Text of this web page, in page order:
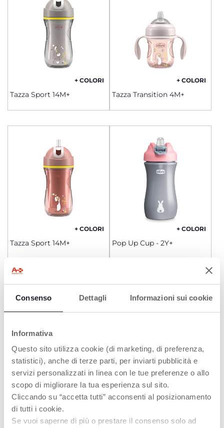
Consenso Dettagli Informazioni sui cookie
Informativa
Questo sito utilizza cookie (di marketing, di preferenza,
statistici), anche di terze parti, per inviarti pubblicità e
servizi personalizzati in linea con le tue preferenze o allo
scopo di migliorare la tua esperienza sul sito.
Cliccando su “accetta tutti” acconsenti al posizionamento
di tutti i cookie.
Se vuoi saperne di più o prestare il consenso solo ad
+ COLORI
Tazza Sport 14M+
+ COLORI
Tazza Transition 4M+
+ COLORI
Tazza Sport 14M+
+ COLORI
Pop Up Cup - 2Y+
+ COLORI
Tazza in silicone
+ COLORI